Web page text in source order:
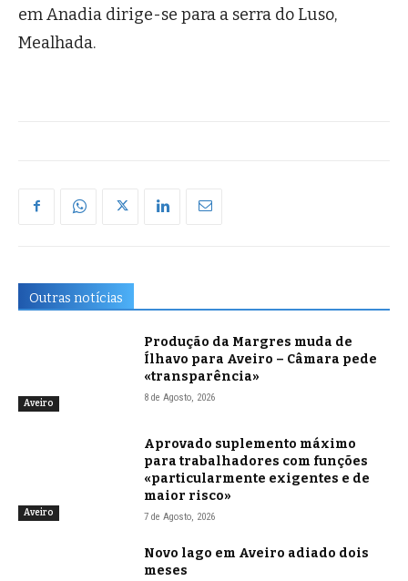
em Anadia dirige-se para a serra do Luso,
Mealhada.
Outras notícias
Aveiro
Produção da Margres muda de
Ílhavo para Aveiro – Câmara pede
«transparência»
8 de Agosto, 2026
Aveiro
Aprovado suplemento máximo
para trabalhadores com funções
«particularmente exigentes e de
maior risco»
7 de Agosto, 2026
Novo lago em Aveiro adiado dois
meses